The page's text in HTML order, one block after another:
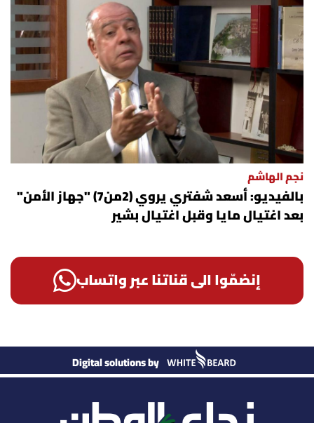
نجم الهاشم
بالفيديو: أسعد شفتري يروي (2من7) "جهاز الأمن"
بعد اغتيال مايا وقبل اغتيال بشير
إنضمّوا الى قناتنا عبر واتساب
Digital solutions by